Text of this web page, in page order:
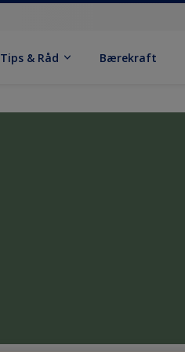
Tips & Råd Bærekraft